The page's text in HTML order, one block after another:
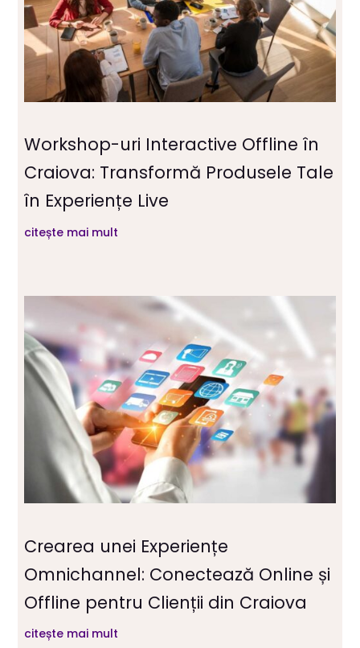
Workshop-uri Interactive Offline în
Craiova: Transformă Produsele Tale
în Experiențe Live
citește mai mult
Crearea unei Experiențe
Omnichannel: Conectează Online și
Offline pentru Clienții din Craiova
citește mai mult